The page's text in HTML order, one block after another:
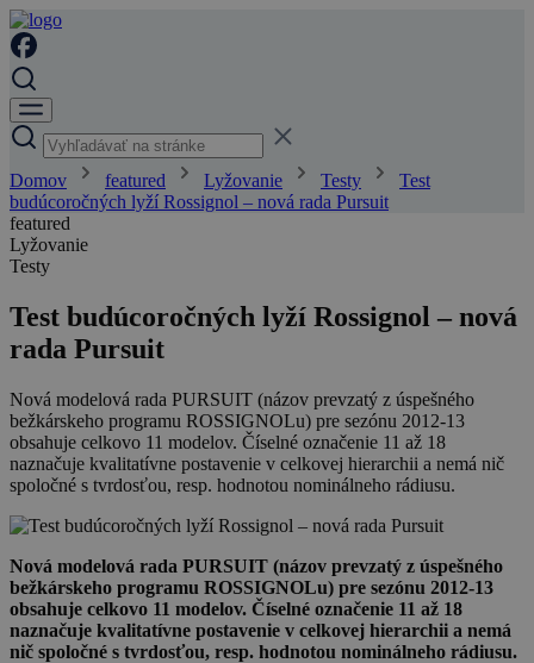
Domov featured Lyžovanie Testy
Test
budúcoročných lyží Rossignol – nová rada Pursuit
featured
Lyžovanie
Testy
Test budúcoročných lyží Rossignol – nová
rada Pursuit
Nová modelová rada PURSUIT (názov prevzatý z úspešného
bežkárskeho programu ROSSIGNOLu) pre sezónu 2012-13
obsahuje celkovo 11 modelov. Číselné označenie 11 až 18
naznačuje kvalitatívne postavenie v celkovej hierarchii a nemá nič
spoločné s tvrdosťou, resp. hodnotou nominálneho rádiusu.
Nová modelová rada PURSUIT (názov prevzatý z úspešného
bežkárskeho programu ROSSIGNOLu) pre sezónu 2012-13
obsahuje celkovo 11 modelov. Číselné označenie 11 až 18
naznačuje kvalitatívne postavenie v celkovej hierarchii a nemá
nič spoločné s tvrdosťou, resp. hodnotou nominálneho rádiusu.